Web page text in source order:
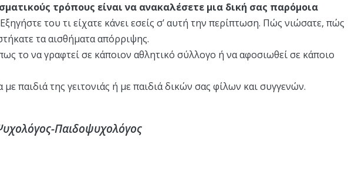
τρόπους είναι να ανακαλέσετε μια δική σας παρόμοια
Εξηγήστε του τι είχατε κάνει εσείς σ’ αυτή την περίπτωση. Πώς νιώσατε, πώς
τα αισθήματα απόρριψης.
το να γραφτεί σε κάποιον αθλητικό σύλλογο ή να αφοσιωθεί σε κάποιο
παιδιά της γειτονιάς ή με παιδιά δικών σας φίλων και συγγενών.
Παιδοψυχολόγος